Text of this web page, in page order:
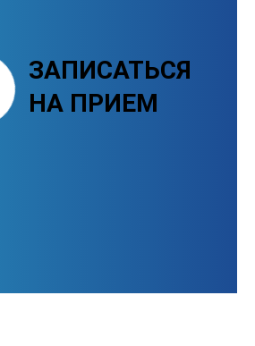
ЗАПИСАТЬСЯ
НА ПРИЕМ